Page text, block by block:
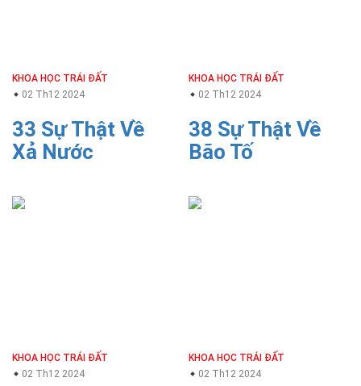
KHOA HỌC TRÁI ĐẤT
02 Th12 2024
33 Sự Thật Về
Xả Nước
KHOA HỌC TRÁI ĐẤT
02 Th12 2024
38 Sự Thật Về
Bão Tố
KHOA HỌC TRÁI ĐẤT
02 Th12 2024
KHOA HỌC TRÁI ĐẤT
02 Th12 2024